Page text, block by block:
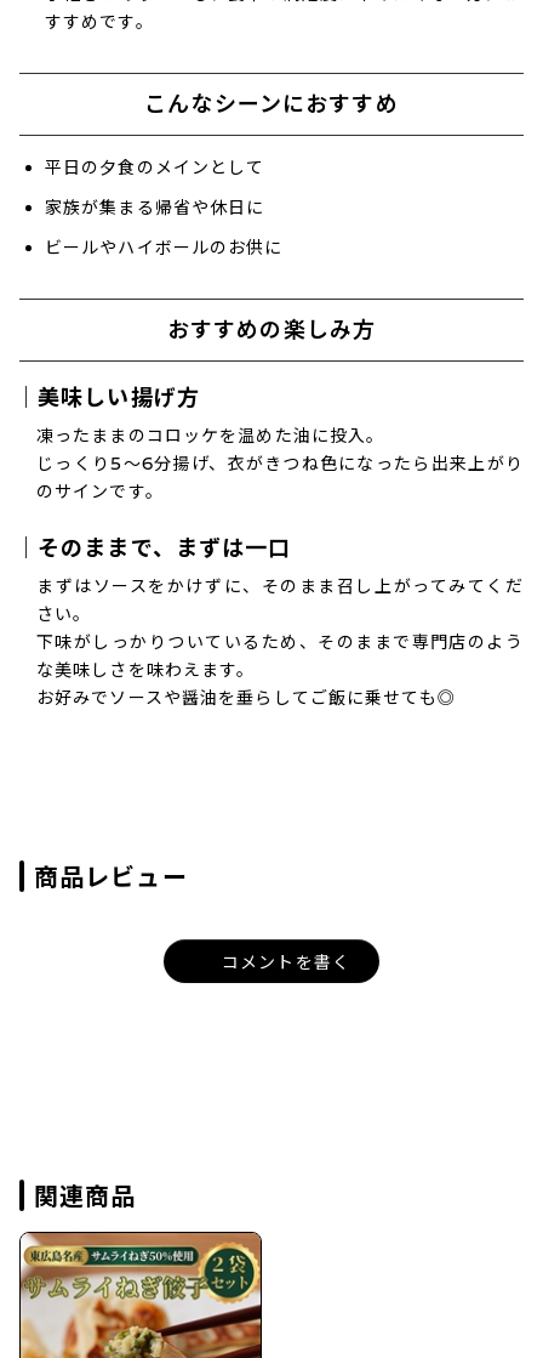
すすめです。
こんなシーンにおすすめ
平日の夕食のメインとして
家族が集まる帰省や休日に
ビールやハイボールのお供に
おすすめの楽しみ方
｜美味しい揚げ方
凍ったままのコロッケを温めた油に投入。
じっくり5～6分揚げ、衣がきつね色になったら出来上がり
のサインです。
｜そのままで、まずは一口
まずはソースをかけずに、そのまま召し上がってみてくだ
さい。
下味がしっかりついているため、そのままで専門店のよう
な美味しさを味わえます。
お好みでソースや醤油を垂らしてご飯に乗せても◎
商品レビュー
コメントを書く
関連商品